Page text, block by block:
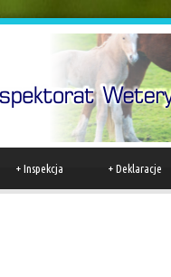
Inspekcja
+ Deklaracje
+